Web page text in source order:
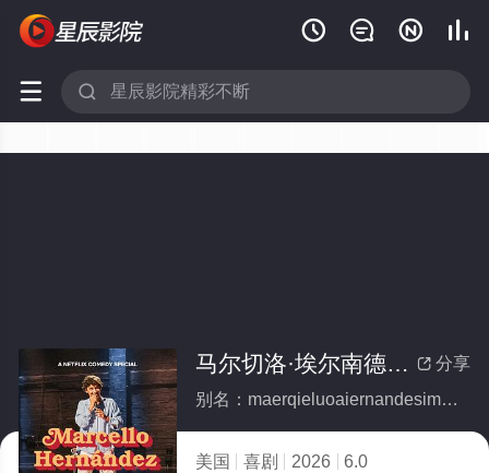
   
 
 分享
马尔切洛·埃尔南德斯：美国男孩
别名：maerqieluoaiernandesimeiguonanhai
美国 喜剧 2026
6.0